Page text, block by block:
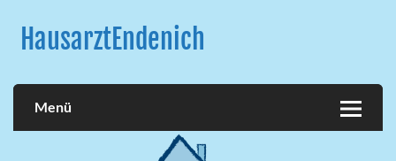
contentHausarztEndenich
Menü